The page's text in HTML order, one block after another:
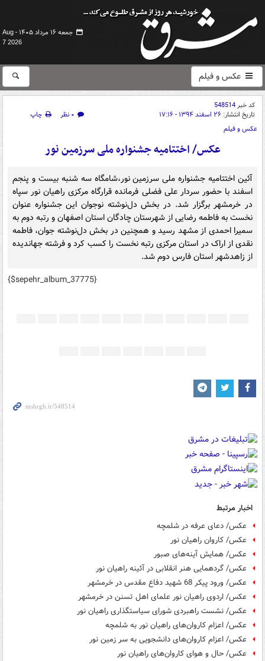
جمعه ۱۶ مرداد ۱۴۰۵ -
Aug
7 2026
عکس و فیلم
کد خبر548514
تاریخ انتشار: ۲۶ اسفند ۱۳۹۴ - ۱۷:۱۶ ۰ نظر
چاپ
عکس و فیلم
عکس/ اختتامیه جشنواره ملی سرزمین نور
آئین اختتامیه جشنواره ملی سرزمین نور،شامگاه سه شنبه بیست و پنجم
اسفند با حضور سردار علی فضلی فرمانده قرارگاه مرکزی راهیان نور سپاه
در خرمشهر برگزار شد. در بخش دل‌نوشته نوجوان این جشنواره عنوان
نخست به فاطمه رضایی از شهرستان چادگان استان اصفهان و رتبه دوم به
سمیرا احمدی از مشهد رسید و همچنین در بخش دل‌نوشته جوان، فاطمه
نقدی از اراک در استان مرکزی رتبه نخست را کسب کرد و فرشته جهاندیده
از زاهدشهر استان فارس دوم شد.
{$sepehr_album_37775}
اخبار مرتبط
عکس/ دعای عرفه در شلمچه‎
عکس/ کاروان راهیان نور
عکس/ همایش آینه‌های صبور
عکس/ گردهمایی هنر انقلابی در آئینه راهیان نور
عکس/ ورود پیکر 68 شهید دفاع مقدس در خرمشهر
عکس/ اردوی راهیان نور علمای اهل تسنن در خرمشهر
عکس/ نشست راهبردی شورای سیاستگذاری راهیان نور
عکس/ اعزام کاروان‌های راهیان نور به شلمچه
عکس/ اعزام کاروان‌های دانشجویی به سر زمین نور
عکس/ حال و هوای کاروان‌های راهیان نور